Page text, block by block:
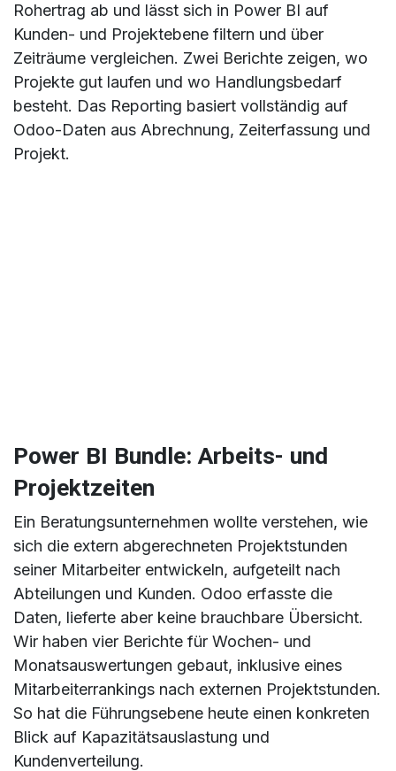
Rohertrag ab und lässt sich in Power BI auf
Kunden- und Projektebene filtern und über
Zeiträume vergleichen. Zwei Berichte zeigen, wo
Projekte gut laufen und wo Handlungsbedarf
besteht. Das Reporting basiert vollständig auf
Odoo-Daten aus Abrechnung, Zeiterfassung und
Projekt.
Power BI Bundle: Arbeits- und
Projektzeiten
Ein Beratungsunternehmen wollte verstehen, wie
sich die extern abgerechneten Projektstunden
seiner Mitarbeiter entwickeln, aufgeteilt nach
Abteilungen und Kunden. Odoo erfasste die
Daten, lieferte aber keine brauchbare Übersicht.
Wir haben vier Berichte für Wochen- und
Monatsauswertungen gebaut, inklusive eines
Mitarbeiterrankings nach externen Projektstunden.
So hat die Führungsebene heute einen konkreten
Blick auf Kapazitätsauslastung und
Kundenverteilung.